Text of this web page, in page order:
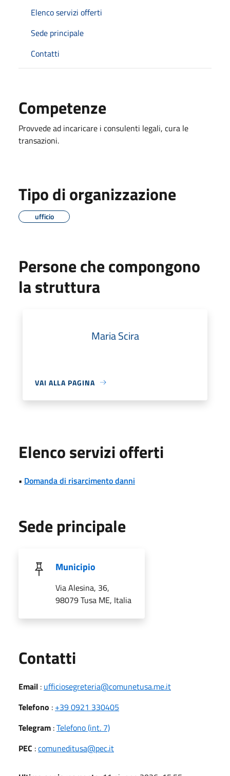
Elenco servizi offerti
Sede principale
Contatti
Competenze
Provvede ad incaricare i consulenti legali, cura le
transazioni.
Tipo di organizzazione
ufficio
Persone che compongono
la struttura
Maria Scira
VAI ALLA PAGINA
Elenco servizi offerti
• Domanda di risarcimento danni
Sede principale
Municipio
Via Alesina, 36,
98079 Tusa ME, Italia
Contatti
Email : ufficiosegreteria@comunetusa.me.it
Telefono : +39 0921 330405
Telegram :Telefono (int. 7)
PEC :comuneditusa@pec.it